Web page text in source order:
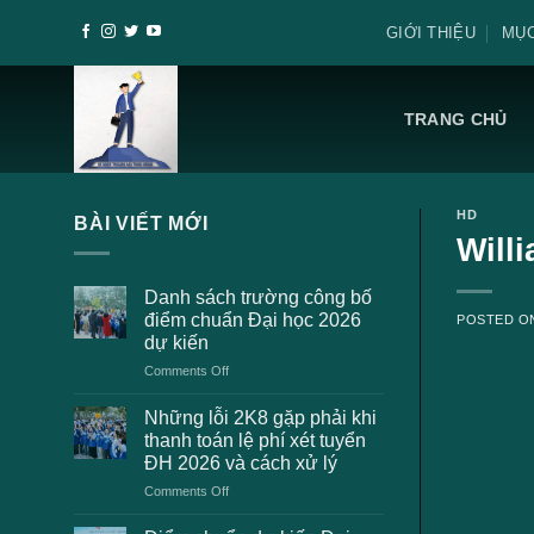
GIỚI THIỆU
TRANG CHỦ
BÀI VIẾT MỚI
Danh sách trường công bố
điểm chuẩn Đại học 2026
dự kiến
Comments Offon
sách
trường
công
bố
điểm
Đại
Những lỗi 2K8 gặp phải khi
thanh toán lệ phí xét tuyển
ĐH 2026 và cách xử lý
Comments Offon
lỗi
HD
POSTED